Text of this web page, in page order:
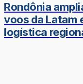
Rondônia
voos da Latam
logística